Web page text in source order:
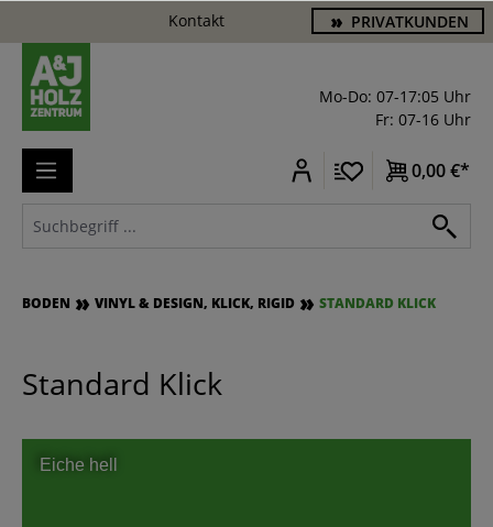
Kontakt PRIVATKUNDEN
Mo-Do: 07-17:05 Uhr
Fr: 07-16 Uhr
0,00 €*
BODEN VINYL & DESIGN, KLICK, RIGID STANDARD KLICK
Standard Klick
Eiche hell